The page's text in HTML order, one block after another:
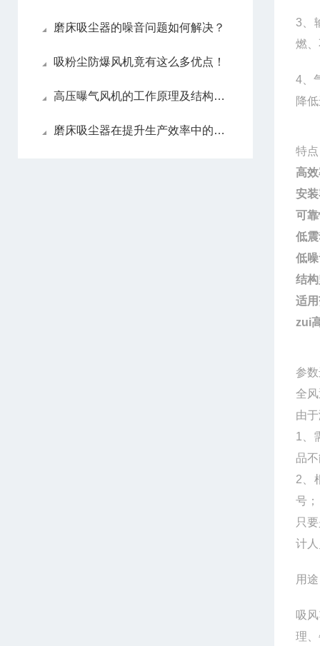
磨床吸尘器的噪音问题如何解决？
吸粉尘防爆风机竟有这么多优点！
高压曝气风机的工作原理及结构组成
磨床吸尘器在提升生产效率中的作用
3、
燃
4、
降
特
高
安
可
低
低
结
适
zui
参
全
由
1、
品
2、
号；
只
计
用
吸
理